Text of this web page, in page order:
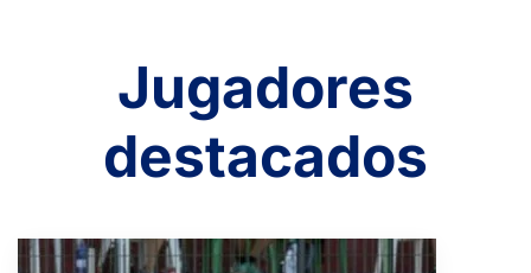
Jugadores
destacados